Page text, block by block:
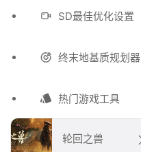
SD最佳优化设置
终末地基质规划器
热门游戏工具
轮回之兽